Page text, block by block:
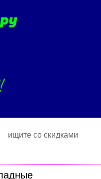
ищите со скидками